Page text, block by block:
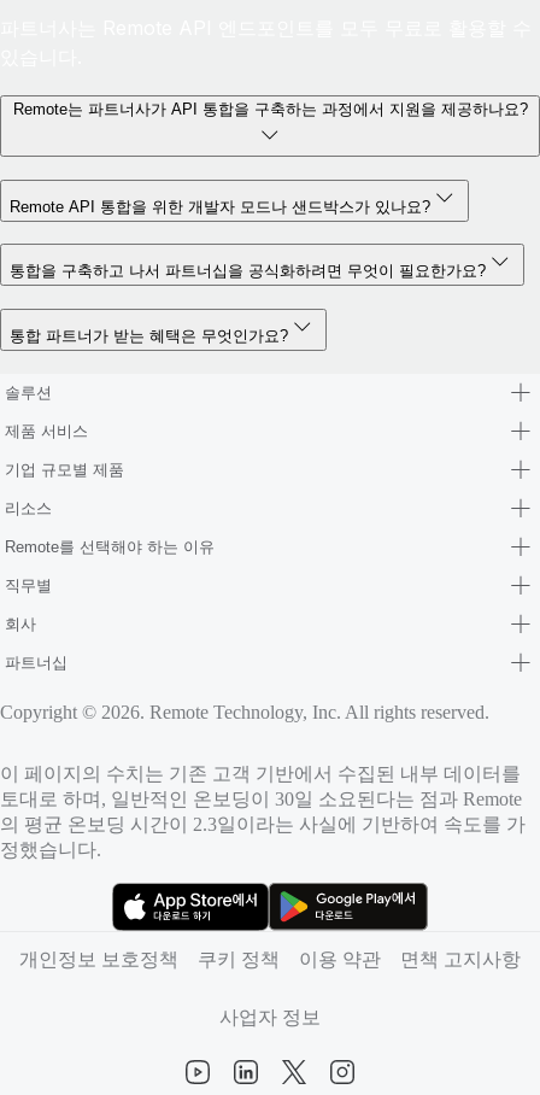
Remote는 파트너사가 API 통합을 구축하는 과정에서 지원을 제공하나요?
Remote API 통합을 위한 개발자 모드나 샌드박스가 있나요?
통합을 구축하고 나서 파트너십을 공식화하려면 무엇이 필요한가요?
통합 파트너가 받는 혜택은 무엇인가요?
솔루션
제품 서비스
기업 규모별 제품
리소스
Remote를 선택해야 하는 이유
직무별
회사
파트너십
Copyright © 2026. Remote Technology, Inc. All rights reserved.
이 페이지의 수치는 기존 고객 기반에서 수집된 내부 데이터를
토대로 하며, 일반적인 온보딩이 30일 소요된다는 점과 Remote
의 평균 온보딩 시간이 2.3일이라는 사실에 기반하여 속도를 가
정했습니다.
개인정보 보호정책
쿠키 정책 이용 약관 면책 고지사항
사업자 정보